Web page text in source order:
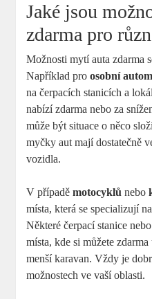
Jaké jsou
zdarma pro
Možnosti ​mytí auta zdarma
‌Například proosobní
na čerpacích stanicích ‍a
nabízí zdarma nebo za
‍může být situace o něco
myčky aut mají dostatečně
vozidla.
V případěmotocyklů nebo
místa, která se specializují
Některé čerpací⁢ stanice
místa, kde ‍si⁤ můžete
menší karavan. Vždy je
možnostech ve vaší oblasti.